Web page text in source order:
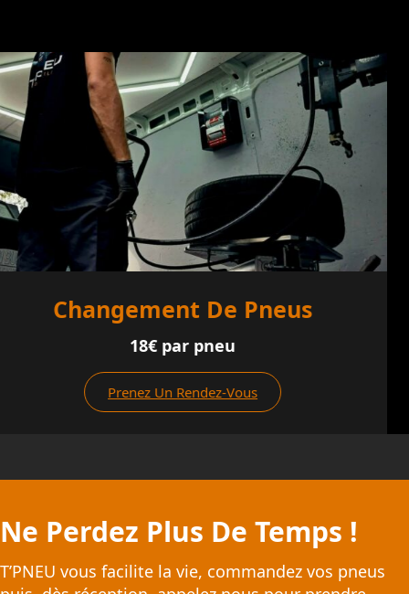
Crevaison
18€
Prenez Un Rendez-Vous
Ne Perdez Plus De Temps !
T’PNEU vous facilite la vie, commandez vos pneus